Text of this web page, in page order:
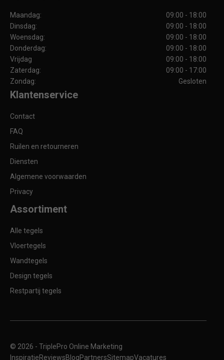
Maandag:
09:00 - 18:00
Dinsdag:
09:00 - 18:00
Woensdag:
09:00 - 18:00
Donderdag:
09:00 - 18:00
Vrijdag
09:00 - 18:00
Zaterdag:
09:00 - 17:00
Zondag:
Gesloten
Klantenservice
Contact
FAQ
Ruilen en retourneren
Diensten
Algemene voorwaarden
Privacy
Assortiment
Alle tegels
Vloertegels
Wandtegels
Design tegels
Restpartij tegels
© 2026 - TriplePro Online Marketing
InspiratieReviewsBlogPartnersSitemapVacatures